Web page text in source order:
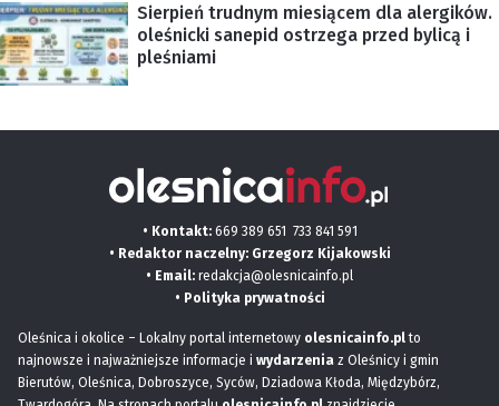
Sierpień trudnym miesiącem dla alergików.
oleśnicki sanepid ostrzega przed bylicą i
pleśniami
• Kontakt: 669 389 651 733 841 591
• Redaktor naczelny: Grzegorz Kijakowski
• Email: redakcja@olesnicainfo.pl
• Polityka prywatności
Oleśnica i okolice – Lokalny portal internetowy olesnicainfo.plto
najnowsze i najważniejsze informacje i wydarzenia z Oleśnicy i gmin
Bierutów, Oleśnica, Dobroszyce, Syców, Dziadowa Kłoda, Międzybórz,